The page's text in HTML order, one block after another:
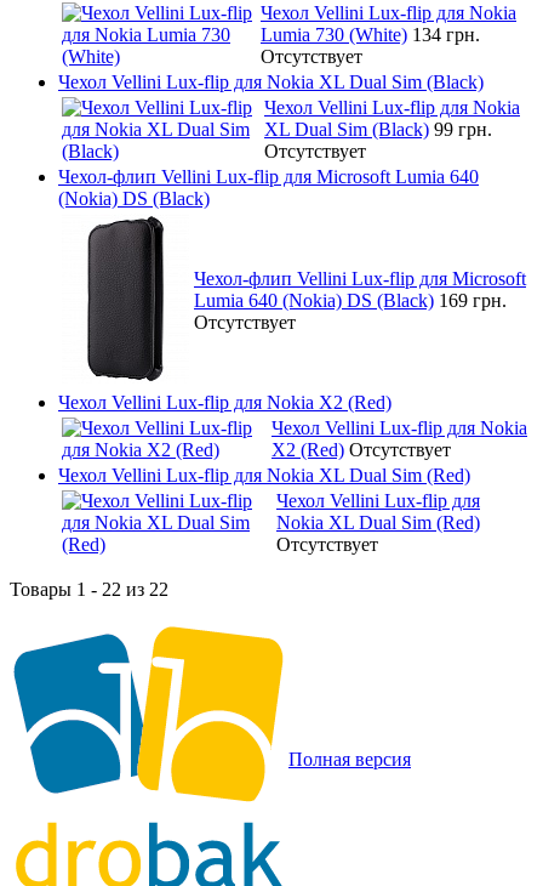
Чехол Vellini Lux-flip для Nokia
Lumia 730 (White) 134 грн.
Отсутствует
Чехол Vellini Lux-flip для Nokia XL Dual Sim (Black)
Чехол Vellini Lux-flip для Nokia
XL Dual Sim (Black) 99 грн.
Отсутствует
Чехол-флип Vellini Lux-flip для Microsoft Lumia 640
(Nokia) DS (Black)
Чехол-флип Vellini Lux-flip для Microsoft
Lumia 640 (Nokia) DS (Black) 169 грн.
Отсутствует
Чехол Vellini Lux-flip для Nokia X2 (Red)
Чехол Vellini Lux-flip для Nokia
X2 (Red) Отсутствует
Чехол Vellini Lux-flip для Nokia XL Dual Sim (Red)
Чехол Vellini Lux-flip для
Nokia XL Dual Sim (Red)
Отсутствует
Товары 1 - 22 из 22
Полная версия